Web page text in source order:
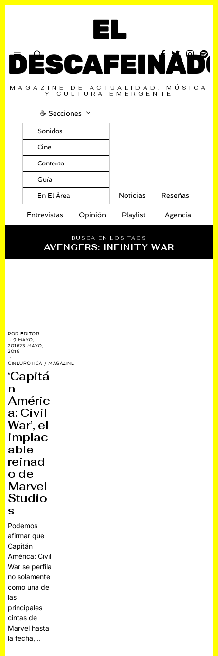
EL
MAGAZINE DE ACTUALIDAD, MÚSICA
Y CULTURA EMERGENTE
☕️ Secciones
Sonidos
Cine
Contexto
Guía
En El Área Noticias Reseñas
Entrevistas Opinión Playlist Agencia
BUSCA EN LOS TAGS
AVENGERS: INFINITY WAR
POREDITOR
9 MAYO,
201623 MAYO,
2016
CINEURÓTICA / MAGAZINE
‘Capitá
n
Améric
a: Civil
War’, el
implac
able
reinad
o de
Marvel
Studio
s
Podemos
afirmar que
Capitán
América: Civil
War se perfila
no solamente
como una de
las
principales
cintas de
Marvel hasta
la fecha,…